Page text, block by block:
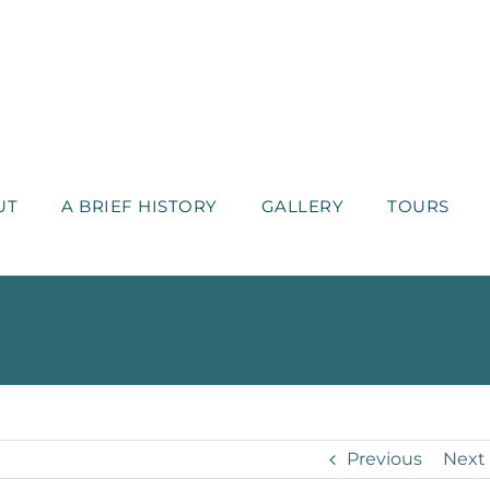
A BRIEF HISTORY GALLERY TOURS
Previous Next